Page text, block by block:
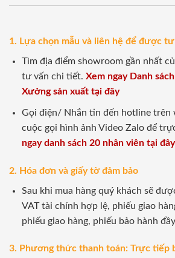
1. Lựa chọn mẫu và liên hệ để được
Tìm địa điểm showroom gần nhất
tư vấn chi tiết. Xem ngay Danh
Xưởng sản xuất tại đây
Gọi điện/ Nhắn tin đến hotline trên
cuộc gọi hình ảnh Video Zalo để
ngay danh sách 20 nhân viên tại đây
2. Hóa đơn và giấy tờ đảm bảo
Sau khi mua hàng quý khách sẽ
VAT tài chính hợp lệ, phiếu giao
phiếu giao hàng, phiếu bảo hành
3. Phương thức thanh toán: Trực tiếp